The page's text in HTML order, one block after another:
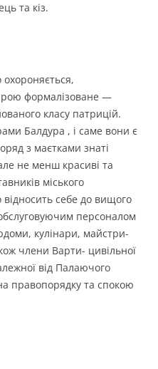
та кіз.
формалізоване —
класу патрицій.
Балдура , і саме вони є
з маєтками знаті
не менш красиві та
міського
себе до вищого
персоналом
кулінари, майстри-
члени Варти- цивільної
від Палаючого
правопорядку та спокою